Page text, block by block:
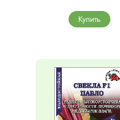
Купить